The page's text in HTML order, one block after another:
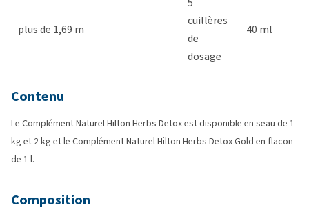
plus de 1,69 m
cuillères
de
dosage
40 ml
Contenu
Le Complément Naturel Hilton Herbs Detox est disponible en seau de 1
kg et 2 kg et le Complément Naturel Hilton Herbs Detox Gold en flacon
de 1 l.
Composition